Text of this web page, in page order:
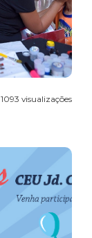
1093 visualizações